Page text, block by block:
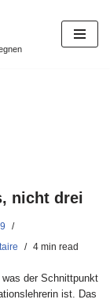
nicht drei
4 min read
der Schnittpunkt
ist. Das